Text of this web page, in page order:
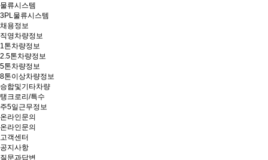
물류시스템
3PL물류시스템
채용정보
직영차량정보
1톤차량정보
2.5톤차량정보
5톤차량정보
8톤이상차량정보
승합및기타차량
탱크로리/특수
주5일근무정보
온라인문의
온라인문의
고객센터
공지사항
질문과답변